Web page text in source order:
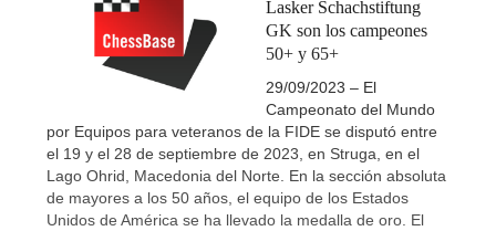
Lasker Schachstiftung
GK son los campeones
50+ y 65+
29/09/2023 – El
Campeonato del Mundo
por Equipos para veteranos de la FIDE se disputó entre
el 19 y el 28 de septiembre de 2023, en Struga, en el
Lago Ohrid, Macedonia del Norte. En la sección absoluta
de mayores a los 50 años, el equipo de los Estados
Unidos de América se ha llevado la medalla de oro. El